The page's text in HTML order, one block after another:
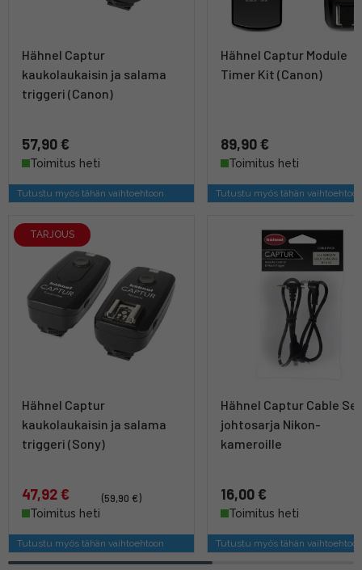
Hähnel Captur
kaukolaukaisin ja salama
triggeri (Canon)
57,90 €
Toimitus heti
Tutustu myös tähän vaihtoehtoon
Hähnel Captur Module
Timer Kit (Canon)
89,90 €
Toimitus heti
Tutustu myös tähän
TARJOUS
Hähnel Captur
kaukolaukaisin ja salama
triggeri (Sony)
47,92 €
(59,90 €)
Toimitus heti
Tutustu myös tähän vaihtoehtoon
Hähnel Captur Cable
johtosarja Nikon-
kameroille
16,00 €
Toimitus heti
Tutustu myös tähän